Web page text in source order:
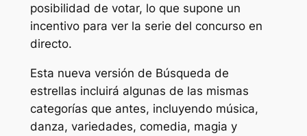
posibilidad de votar, lo que supone un
incentivo para ver la serie del concurso en
directo.
Esta nueva versión de Búsqueda de
estrellas incluirá algunas de las mismas
categorías que antes, incluyendo música,
danza, variedades, comedia, magia y